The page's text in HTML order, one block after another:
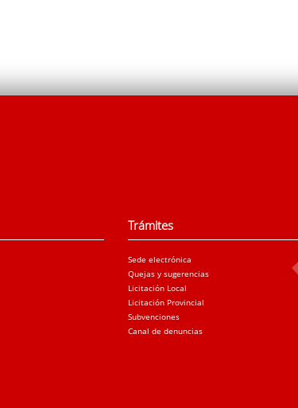
Trámites
Sede electrónica
Quejas y sugerencias
Licitación Local
Licitación Provincial
Subvenciones
Canal de denuncias